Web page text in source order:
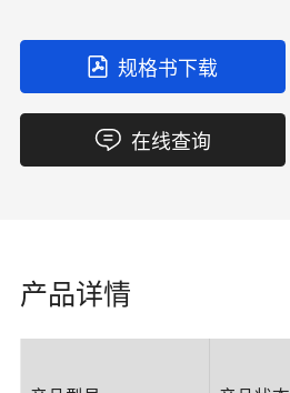
规格书下载
在线查询
产品详情